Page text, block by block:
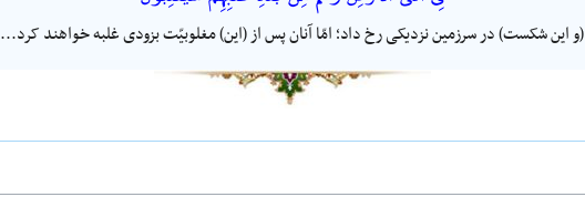
(و این شکست) در سرزمین نزدیکی رخ داد؛ امّا آنان پس از (این) مغلوبیّت بزودی غلبه خواهند کرد...